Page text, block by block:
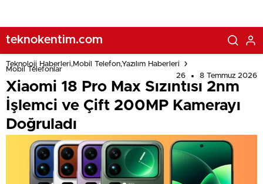
teknokentim.com
Teknoloji Haberleri,Mobil Telefon,Yazılım Haberleri
Mobil Telefonlar
26
8 Temmuz 2026
Xiaomi 18 Pro Max Sızıntısı 2nm
İşlemci ve Çift 200MP Kamerayı
Doğruladı